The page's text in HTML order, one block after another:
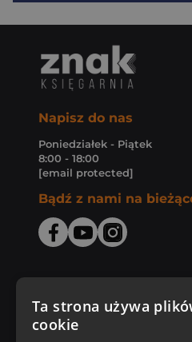
Napisz do nas
Poniedziałek - Piątek
8:00 - 18:00
[email protected]
Bądź z nami na
Zakupy u nas
Ta strona używa
cookie